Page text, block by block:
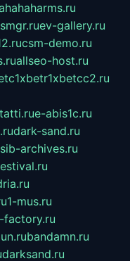
ev-gallery.ru
csm-demo.ru
allseo-host.ru
e-abis1c.ru
dark-sand.ru
sib-archives.ru
1-mus.ru
factory.ru
bandamn.ru
darksand.ru